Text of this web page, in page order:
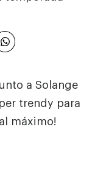
a Solange
trendy para
máximo!